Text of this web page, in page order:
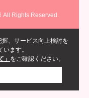
All Rights Reserved.
、サービス向上検討を
ます。
」 をご確認ください。